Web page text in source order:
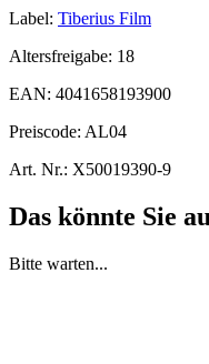
Label: Tiberius Film
Altersfreigabe: 18
EAN: 4041658193900
Preiscode: AL04
Art. Nr.: X50019390-9
Das könnte Sie
Bitte warten...